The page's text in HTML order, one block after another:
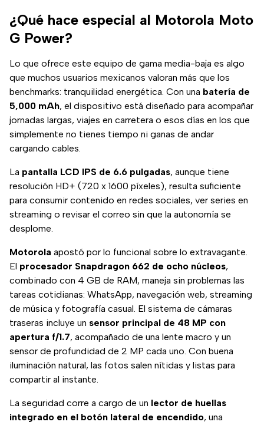
¿Qué hace especial al Motorola Moto
G Power?
Lo que ofrece este equipo de gama media-baja es algo
que muchos usuarios mexicanos valoran más que los
benchmarks: tranquilidad energética. Con una batería de
5,000 mAh, el dispositivo está diseñado para acompañar
jornadas largas, viajes en carretera o esos días en los que
simplemente no tienes tiempo ni ganas de andar
cargando cables.
La pantalla LCD IPS de 6.6 pulgadas, aunque tiene
resolución HD+ (720 x 1600 píxeles), resulta suficiente
para consumir contenido en redes sociales, ver series en
streaming o revisar el correo sin que la autonomía se
desplome.
Motorola apostó por lo funcional sobre lo extravagante.
El procesador Snapdragon 662 de ocho núcleos,
combinado con 4 GB de RAM, maneja sin problemas las
tareas cotidianas: WhatsApp, navegación web, streaming
de música y fotografía casual. El sistema de cámaras
traseras incluye un sensor principal de 48 MP con
apertura f/1.7, acompañado de una lente macro y un
sensor de profundidad de 2 MP cada uno. Con buena
iluminación natural, las fotos salen nítidas y listas para
compartir al instante.
La seguridad corre a cargo de un lector de huellas
integrado en el botón lateral de encendido, una